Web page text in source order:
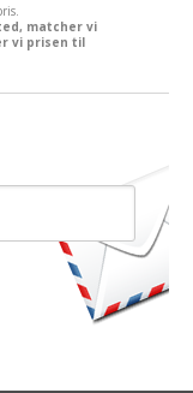
matcher vi
vi prisen til